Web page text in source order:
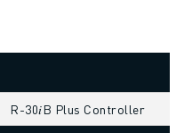
R-30𝑖B Plus Controller